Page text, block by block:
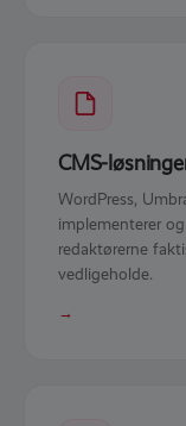
CMS-
WordPress,
implementerer
redaktørerne
vedligeholde.
→